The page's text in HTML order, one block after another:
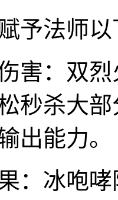
予法师
害：双
秒杀大
出能力。
：冰咆